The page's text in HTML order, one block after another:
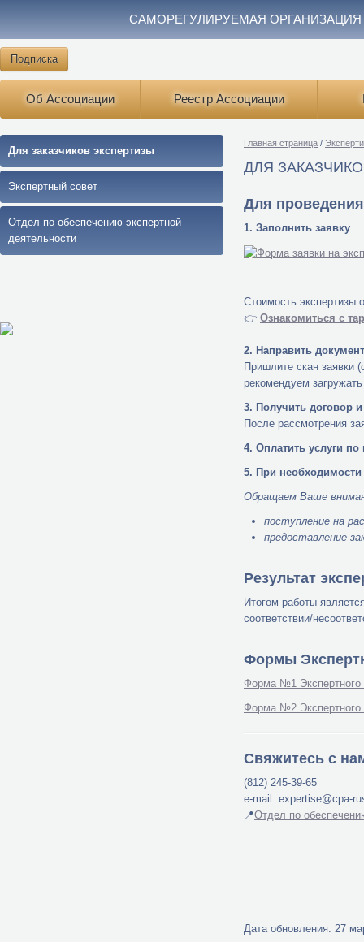
САМОРЕГУЛИРУЕМАЯ
Подписка
Об Ассоциации Реестр Ассоциации
Для заказчиков экспертизы
Экспертный совет
Отдел по обеcпечению экспертной
деятельности
Главная страница /
ДЛЯ
Для
1. Заполнить заявку
Стоимость экспертизы
👉 Ознакомиться с
2. Направить
Пришлите скан заявки
рекомендуем
3. Получить договор и
После рассмотрения
4. Оплатить услуги
5. При
Обращаем Ваше
поступление на
предоставление
Результат
Итогом работы
соответствии/
Формы
Форма №1 Экспертного
Форма №2 Экспертного
Свяжитесь с
(812) 245-39-65
e-mail: expertise@cpa-
📍Отдел по
Дата обновления: 27